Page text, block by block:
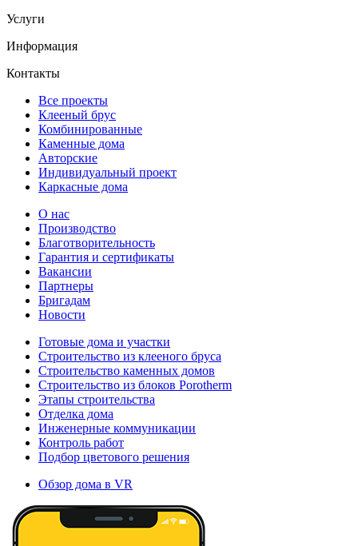
Услуги
Информация
Контакты
Все проекты
Клееный брус
Комбинированные
Каменные дома
Авторские
Индивидуальный проект
Каркасные дома
О нас
Производство
Благотворительность
Гарантия и сертификаты
Вакансии
Партнеры
Бригадам
Новости
Готовые дома и участки
Строительство из клееного бруса
Строительство каменных домов
Строительство из блоков Porotherm
Этапы строительства
Отделка дома
Инженерные коммуникации
Контроль работ
Подбор цветового решения
Обзор дома в VR